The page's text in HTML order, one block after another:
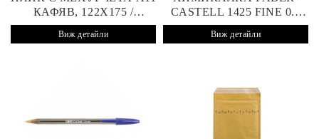
КАФЯВ, 122X175 /
100X165 MM, СТИКЕР
Виж детайли
CASTELL 1425 FINE 0.7
MM СИНЯ
Виж детайли